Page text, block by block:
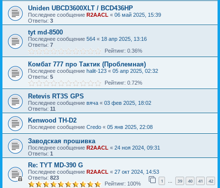
Uniden UBCD3600XLT / BCD436HP
Последнее сообщение R2AACL « 06 май 2025, 15:39
Ответы: 3
tyt md-8500
Последнее сообщение 564 « 18 апр 2025, 13:16
Ответы: 7
Рейтинг: 0.36%
Комбат 777 про Тактик (Проблемная)
Последнее сообщение halit-123 « 05 апр 2025, 02:32
Ответы: 5
Рейтинг: 0.72%
Retevis RT3S GPS
Последнее сообщение вяча « 03 фев 2025, 18:02
Ответы: 11
Kenwood TH-D2
Последнее сообщение Credo « 05 янв 2025, 22:08
Заводская прошивка
Последнее сообщение R2AACL « 24 ноя 2024, 09:31
Ответы: 1
Re: TYT MD-390 G
Последнее сообщение R2AACL « 27 окт 2024, 14:53
Ответы: 823 1 … 39 40 41 42
Рейтинг: 100%